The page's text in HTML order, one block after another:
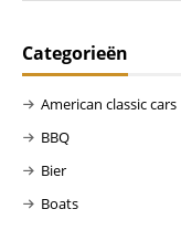
Categorieën
American classic cars
BBQ
Bier
Boats